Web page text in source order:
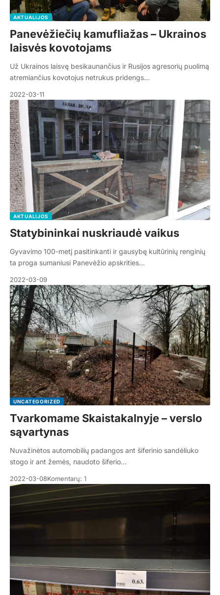
AKTUALIJOS
Panevėžiečių kamufliažas – Ukrainos
laisvės kovotojams
Už Ukrainos laisvę besikaunančius ir Rusijos agresorių puolimą
atremiančius kovotojus netrukus pridengs…
2022-03-11
AKTUALIJOS
Statybininkai nuskriaudė vaikus
Gyvavimo 100-metį pasitinkanti ir gausybę kultūrinių renginių
ta proga sumaniusi Panevėžio apskrities…
2022-03-09
UNCATEGORIZED
Tvarkomame Skaistakalnyje – verslo
sąvartynas
Nuvažinėtos automobilių padangos ant šiferinio sandėliuko
stogo ir ant žemės, naudoto šiferio…
2022-03-08Komentarų: 1